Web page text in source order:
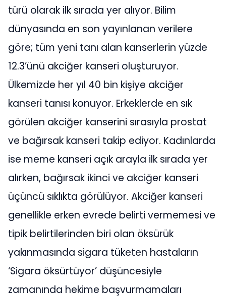
türü olarak ilk sırada yer alıyor. Bilim
dünyasında en son yayınlanan verilere
göre; tüm yeni tanı alan kanserlerin yüzde
12.3’ünü akciğer kanseri oluşturuyor.
Ülkemizde her yıl 40 bin kişiye akciğer
kanseri tanısı konuyor. Erkeklerde en sık
görülen akciğer kanserini sırasıyla prostat
ve bağırsak kanseri takip ediyor. Kadınlarda
ise meme kanseri açık arayla ilk sırada yer
alırken, bağırsak ikinci ve akciğer kanseri
üçüncü sıklıkta görülüyor. Akciğer kanseri
genellikle erken evrede belirti vermemesi ve
tipik belirtilerinden biri olan öksürük
yakınmasında sigara tüketen hastaların
‘Sigara öksürtüyor’ düşüncesiyle
zamanında hekime başvurmamaları